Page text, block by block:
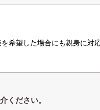
希望した場合にも親身に対
ください。